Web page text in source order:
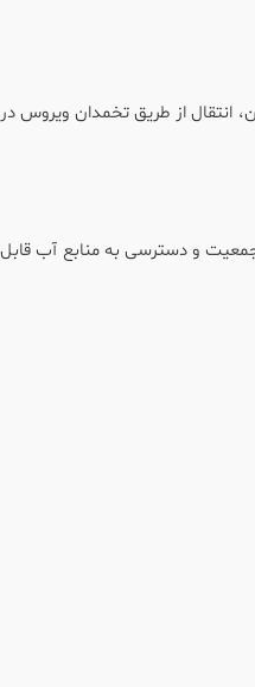
انتقال از طریق تخمدان ویروس در
و دسترسی به منابع آب قابل